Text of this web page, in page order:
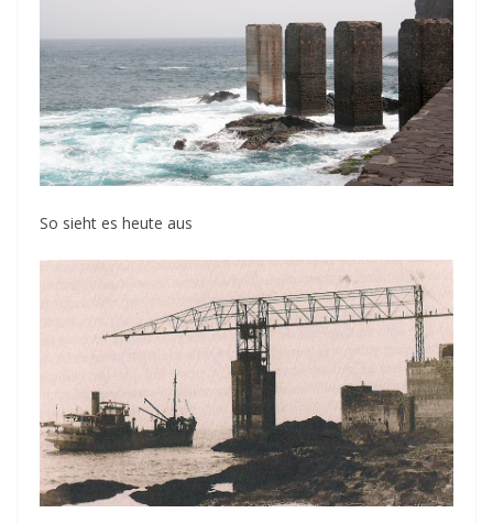
So sieht es heute aus